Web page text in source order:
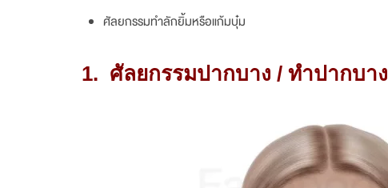
ศัลยกรรมทำลักยิ้มหรือแก้มบุ๋ม
1. ศัลยกรรมปากบาง / ทำปากบาง